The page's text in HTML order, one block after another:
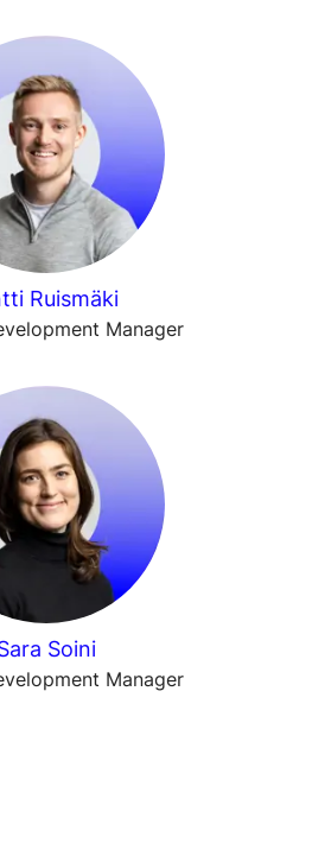
Ruismäki
Manager
Soini
Manager